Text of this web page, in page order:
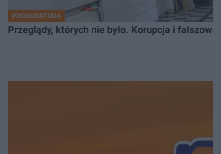
PROKURATURA
Przeglądy, których nie było. Korupcja i